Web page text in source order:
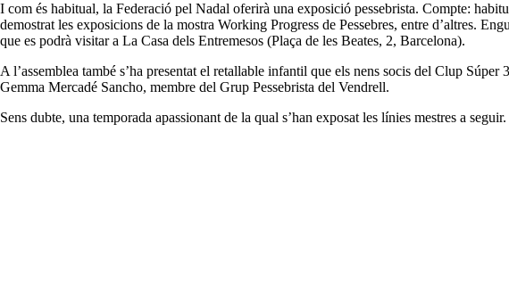
I com és habitual, la Federació pel Nadal oferirà una exposició pessebrista. Compte:
demostrat les exposicions de la mostra Working Progress de Pessebres, entre d’altres.
que es podrà visitar a La Casa dels Entremesos (Plaça de les Beates, 2, Barcelona).
A l’assemblea també s’ha presentat el retallable infantil que els nens socis del Clup
Gemma Mercadé Sancho, membre del Grup Pessebrista del Vendrell.
Sens dubte, una temporada apassionant de la qual s’han exposat les línies mestres a seguir.